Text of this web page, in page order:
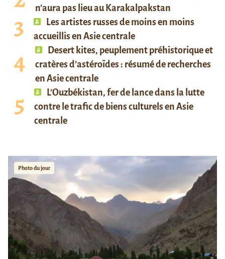
n’aura pas lieu au Karakalpakstan
Les artistes russes de moins en moins
accueillis en Asie centrale
Desert kites, peuplement préhistorique et
cratères d’astéroïdes : résumé de recherches
en Asie centrale
L’Ouzbékistan, fer de lance dans la lutte
contre le trafic de biens culturels en Asie
centrale
Photo du jour